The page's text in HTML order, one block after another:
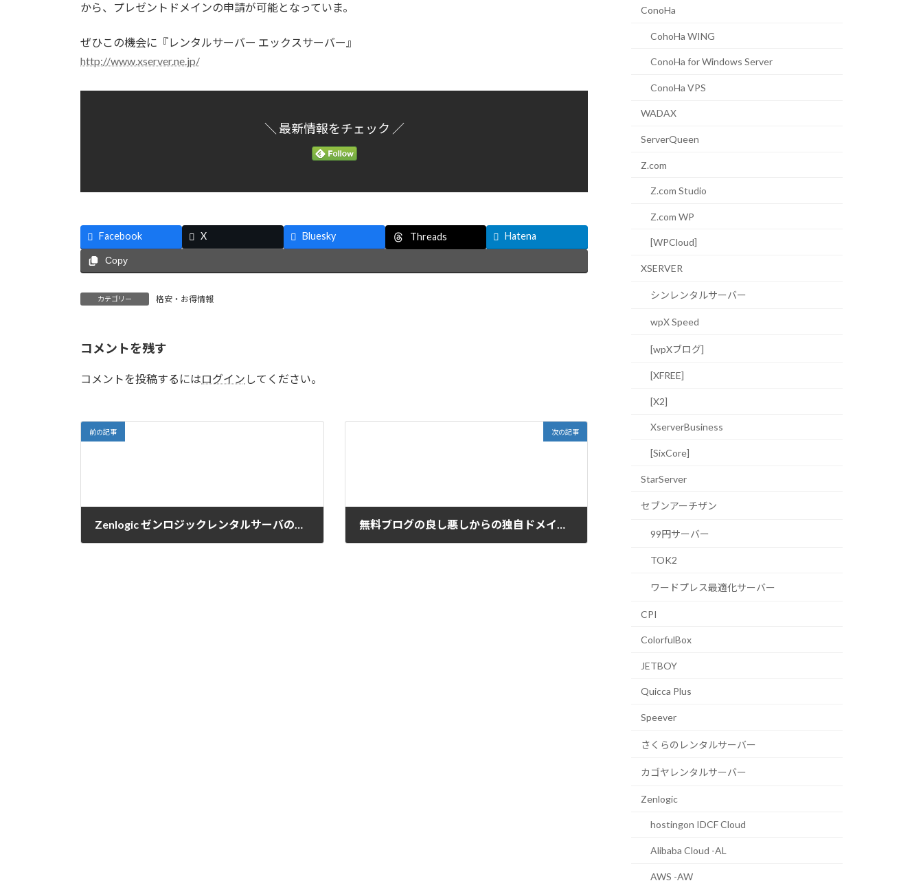
から、プレゼントドメインの申請が可能となっていま。
ぜひこの機会に『レンタルサーバー エックスサーバー』
http://www.xserver.ne.jp/
＼ 最新情報をチェック ／
Facebook X Bluesky Threads Hatena
Copy
カテゴリー 格安・お得情報
コメントを残す
コメントを投稿するにはログイン してください。
前の記事
Zenlogic ゼンロジックレンタルサーバの常時SSLの特長とカンタン要約
次の記事
無料ブログの良し悪しからの独自ドメイン・サーバーまとめ
ConoHa
CohoHa WING
ConoHa for Windows Server
ConoHa VPS
WADAX
ServerQueen
Z.com
Z.com Studio
Z.com WP
[WPCloud]
XSERVER
シンレンタルサーバー
wpX Speed
[wpXブログ]
[XFREE]
[X2]
XserverBusiness
[SixCore]
StarServer
セブンアーチザン
99円サーバー
TOK2
ワードプレス最適化サーバー
CPI
ColorfulBox
JETBOY
Quicca Plus
Speever
さくらのレンタルサーバー
カゴヤレンタルサーバー
Zenlogic
hostingon IDCF Cloud
Alibaba Cloud -AL
AWS -AW